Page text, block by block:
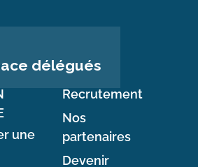
délégués
une
Recrutement
Nos
partenaires
Devenir